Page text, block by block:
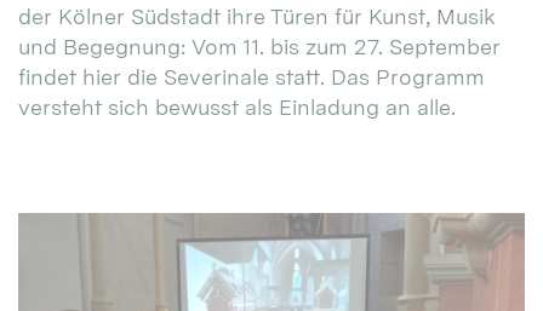
der Kölner Südstadt ihre Türen für Kunst, Musik
und Begegnung: Vom 11. bis zum 27. September
findet hier die Severinale statt. Das Programm
versteht sich bewusst als Einladung an alle.